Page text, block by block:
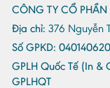
CÔNG TY CỔ
Địa chỉ: 376 Nguyễn
Số GPKD:
GPLH Quốc Tế (In &
GPLHQT